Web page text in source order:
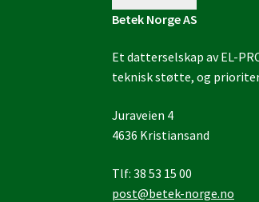
Betek Norge AS
Et datterselskap av EL-
teknisk støtte, og
Juraveien 4
4636 Kristiansand
Tlf: 38 53 15 00
post@betek-norge.no